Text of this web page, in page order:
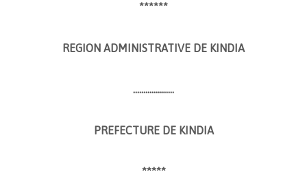
******
REGION ADMINISTRATIVE DE KINDIA
………………..
PREFECTURE DE KINDIA
*****